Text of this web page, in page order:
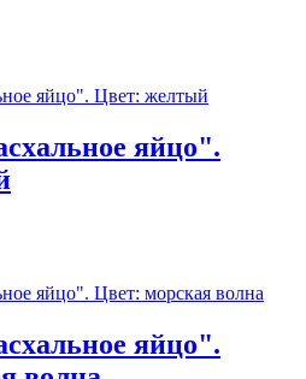
яйцо".
яйцо".